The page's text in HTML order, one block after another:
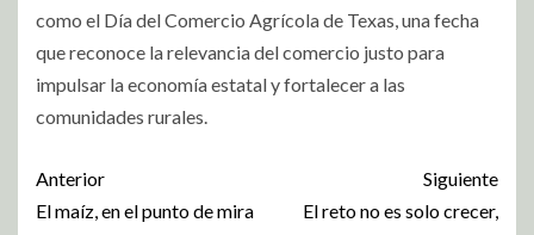
como el Día del Comercio Agrícola de Texas, una fecha
que reconoce la relevancia del comercio justo para
impulsar la economía estatal y fortalecer a las
comunidades rurales.
Anterior
El maíz, en el punto de mira
Siguiente
El reto no es solo crecer,